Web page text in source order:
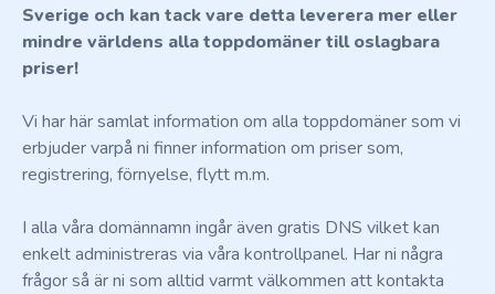
Sverige och kan tack vare detta leverera mer eller
mindre världens alla toppdomäner till oslagbara
priser!
Vi har här samlat information om alla toppdomäner som vi
erbjuder varpå ni finner information om priser som,
registrering, förnyelse, flytt m.m.
I alla våra domännamn ingår även gratis DNS vilket kan
enkelt administreras via våra kontrollpanel. Har ni några
frågor så är ni som alltid varmt välkommen att kontakta